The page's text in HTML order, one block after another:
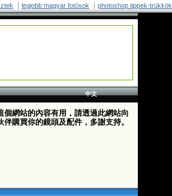
legjobb magyar fotósok photoshop tippek-trükkök
中文
個網站的內容有用，請透過此網站向
伴購買你的鏡頭及配件，多謝支持。